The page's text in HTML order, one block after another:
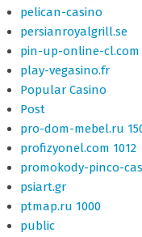
pelican-casino
persianroyalgrill.se
pin-up-online-cl.com
play-vegasino.fr
Popular Casino
Post
pro-dom-mebel.ru
profizyonel.com 1012
promokody-pinco-
psiart.gr
ptmap.ru 1000
public